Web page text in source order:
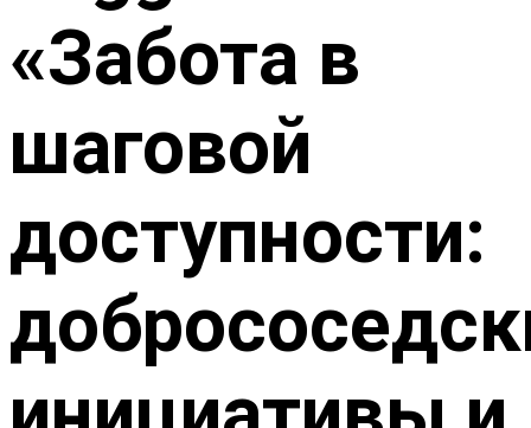
«Забота в
шаговой
доступности: